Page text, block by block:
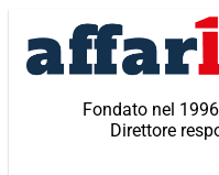
contenuto
Fondato nel
Direttore